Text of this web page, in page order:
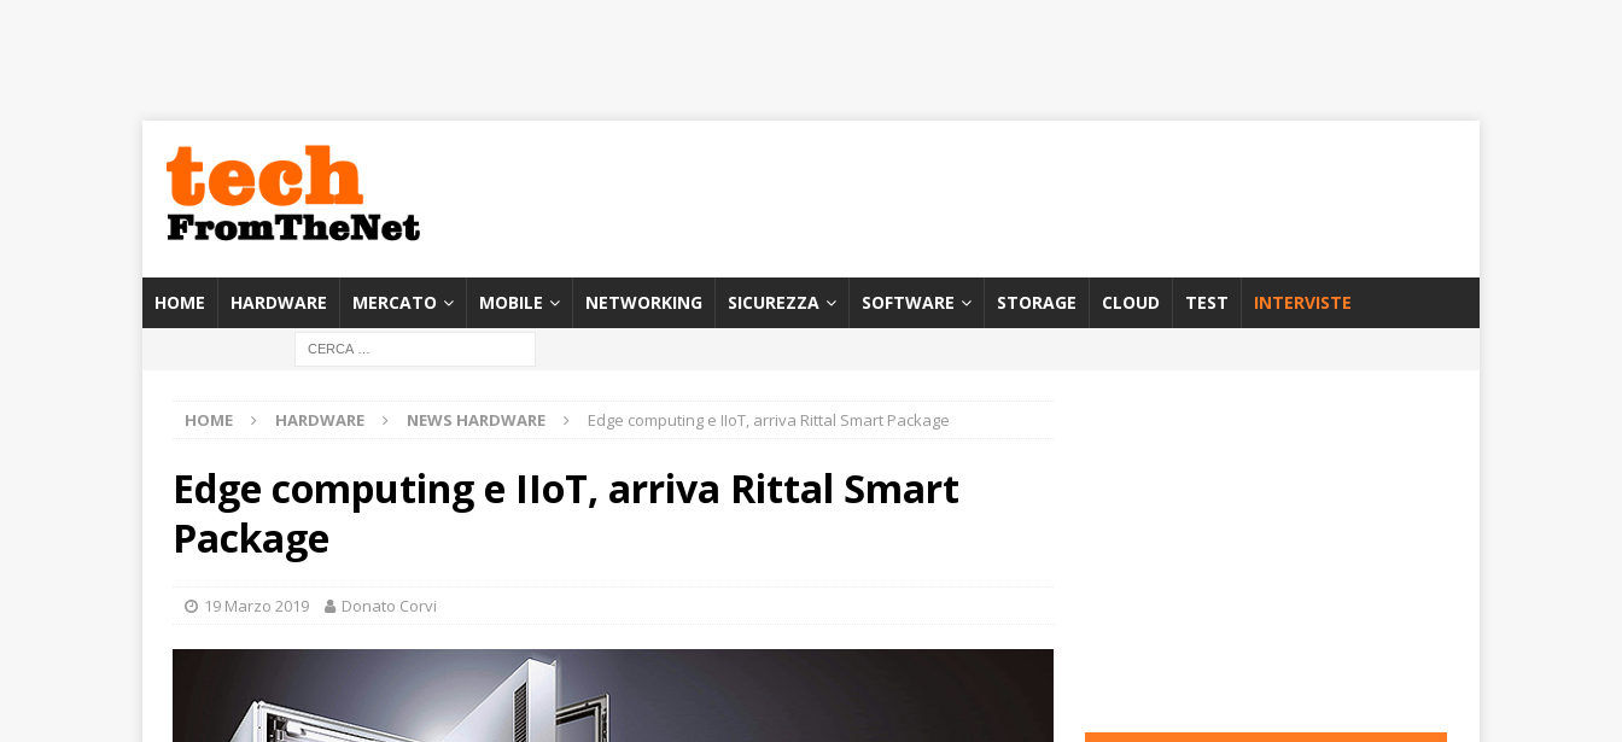
HOME HARDWARE MERCATO MOBILE NETWORKING SICUREZZA SOFTWARE STORAGE CLOUD TEST INTERVISTE
HOME HARDWARE NEWS HARDWARE Edge computing e IIoT, arriva Rittal Smart Package
Edge computing e IIoT, arriva Rittal Smart
Package
19 Marzo 2019 Donato Corvi